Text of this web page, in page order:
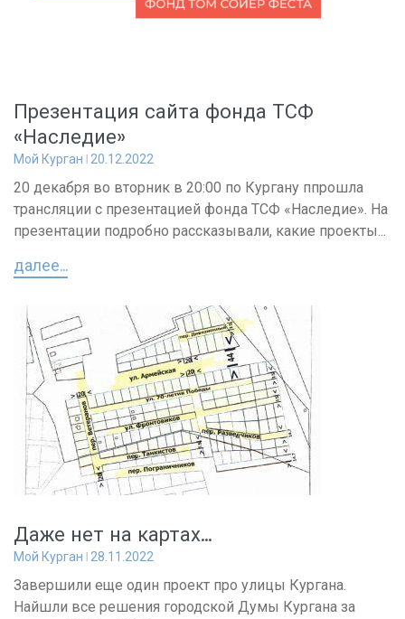
Презентация сайта фонда ТСФ
«Наследие»
Мой Курган 20.12.2022
20 декабря во вторник в 20:00 по Кургану ппрошла
трансляции с презентацией фонда ТСФ «Наследие». На
презентации подробно рассказывали, какие проекты...
далее...
Даже нет на картах…
Мой Курган 28.11.2022
Завершили еще один проект про улицы Кургана.
Найшли все решения городской Думы Кургана за